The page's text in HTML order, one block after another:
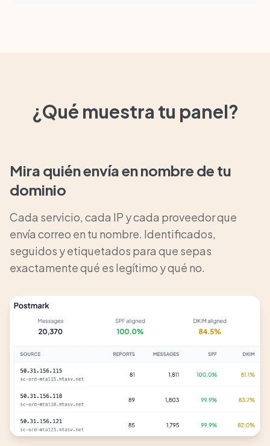
¿Qué muestra tu panel?
Mira quién envía en nombre de tu
dominio
Cada servicio, cada IP y cada proveedor que
envía correo en tu nombre. Identificados,
seguidos y etiquetados para que sepas
exactamente qué es legítimo y qué no.